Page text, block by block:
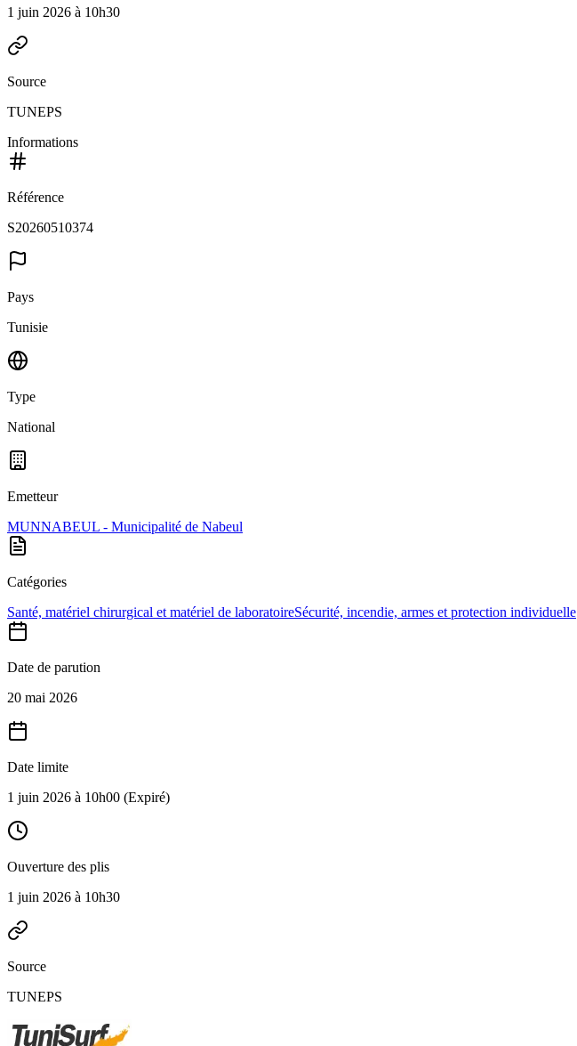
1 juin 2026 à 10h30
Source
TUNEPS
Informations
Référence
S20260510374
Pays
Tunisie
Type
National
Emetteur
MUNNABEUL - Municipalité de Nabeul
Catégories
Santé, matériel chirurgical et matériel de laboratoireSécurité, incendie, armes et protection individuelle
Date de parution
20 mai 2026
Date limite
1 juin 2026 à 10h00 (Expiré)
Ouverture des plis
1 juin 2026 à 10h30
Source
TUNEPS